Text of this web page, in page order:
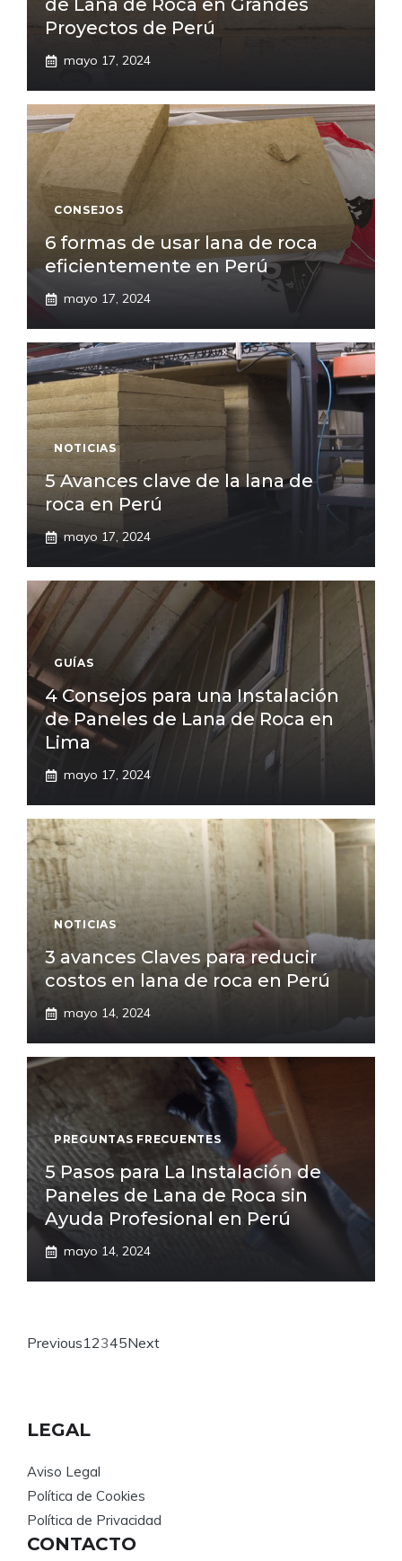
de Lana de Roca en Grandes
Proyectos de Perú
mayo 17, 2024
CONSEJOS
6 formas de usar lana de roca
eficientemente en Perú
mayo 17, 2024
NOTICIAS
5 Avances clave de la lana de
roca en Perú
mayo 17, 2024
GUÍAS
4 Consejos para una Instalación
de Paneles de Lana de Roca en
Lima
mayo 17, 2024
NOTICIAS
3 avances Claves para reducir
costos en lana de roca en Perú
mayo 14, 2024
PREGUNTAS FRECUENTES
5 Pasos para La Instalación de
Paneles de Lana de Roca sin
Ayuda Profesional en Perú
mayo 14, 2024
Previous12345Next
LEGAL
Aviso Legal
Política de Cookies
Política de Privacidad
CONTACTO